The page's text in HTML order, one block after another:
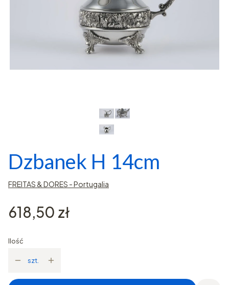
Dzbanek H 14cm
FREITAS & DORES - Portugalia
Cena
618,50 zł
Ilość
szt.